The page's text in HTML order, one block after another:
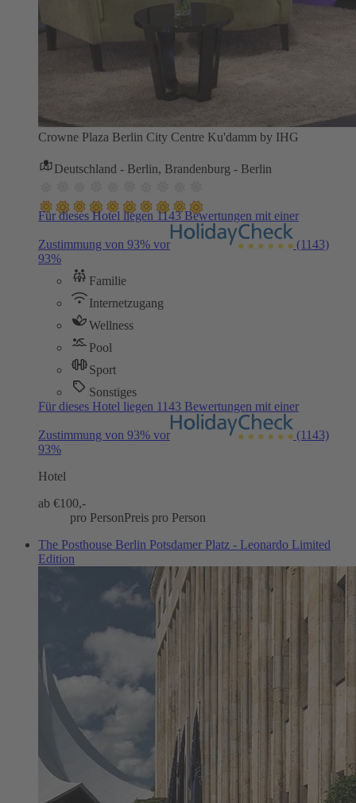
Crowne Plaza Berlin City Centre Ku'damm by IHG
Deutschland - Berlin, Brandenburg - Berlin
Für dieses Hotel liegen 1143 Bewertungen mit einer
Zustimmung von 93% vor
(1143)
93%
Familie
Internetzugang
Wellness
Pool
Sport
Sonstiges
Für dieses Hotel liegen 1143 Bewertungen mit einer
Zustimmung von 93% vor
(1143)
93%
Hotel
ab €100,-
pro PersonPreis pro Person
The Posthouse Berlin Potsdamer Platz - Leonardo Limited
Edition